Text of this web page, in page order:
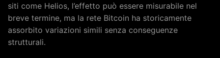
siti come Helios, l’effetto può essere misurabile nel
breve termine, ma la rete Bitcoin ha storicamente
assorbito variazioni simili senza conseguenze
strutturali.